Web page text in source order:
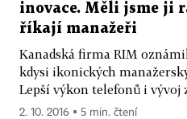
inovace. Měli jsme ji
říkají manažeři
Kanadská firma RIM
kdysi ikonických
Lepší výkon telefonů i vývoj
2. 10. 2016 ▪ 5 min. čtení